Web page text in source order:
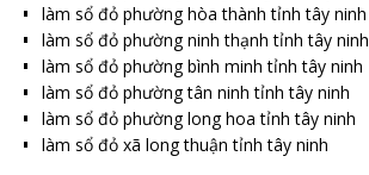
làm sổ đỏ phường hòa thành tỉnh tây ninh
làm sổ đỏ phường ninh thạnh tỉnh tây ninh
làm sổ đỏ phường bình minh tỉnh tây ninh
làm sổ đỏ phường tân ninh tỉnh tây ninh
làm sổ đỏ phường long hoa tỉnh tây ninh
làm sổ đỏ xã long thuận tỉnh tây ninh